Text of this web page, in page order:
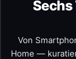
Von
Home —